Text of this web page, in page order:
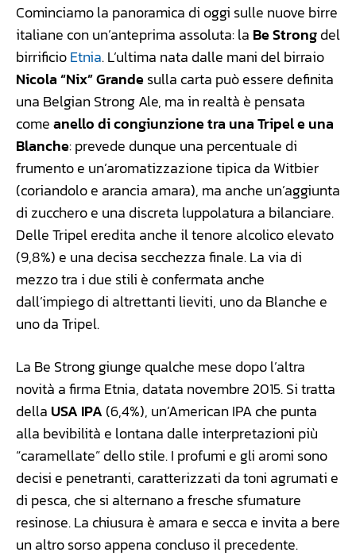
Cominciamo la panoramica di oggi sulle nuove birre
italiane con un’anteprima assoluta: la Be Strongdel
birrificioEtnia. L’ultima nata dalle mani del birraio
Nicola “Nix” Grandesulla carta può essere definita
una Belgian Strong Ale, ma in realtà è pensata
comeanello di congiunzione tra una Tripel e una
Blanche: prevede dunque una percentuale di
frumento e un’aromatizzazione tipica da Witbier
(coriandolo e arancia amara), ma anche un’aggiunta
di zucchero e una discreta luppolatura a bilanciare.
Delle Tripel eredita anche il tenore alcolico elevato
(9,8%) e una decisa secchezza finale. La via di
mezzo tra i due stili è confermata anche
dall’impiego di altrettanti lieviti, uno da Blanche e
uno da Tripel.
La Be Strong giunge qualche mese dopo l’altra
novità a firma Etnia, datata novembre 2015. Si tratta
della USA IPA (6,4%), un’American IPA che punta
alla bevibilità e lontana dalle interpretazioni più
“caramellate” dello stile. I profumi e gli aromi sono
decisi e penetranti, caratterizzati da toni agrumati e
di pesca, che si alternano a fresche sfumature
resinose. La chiusura è amara e secca e invita a bere
un altro sorso appena concluso il precedente.